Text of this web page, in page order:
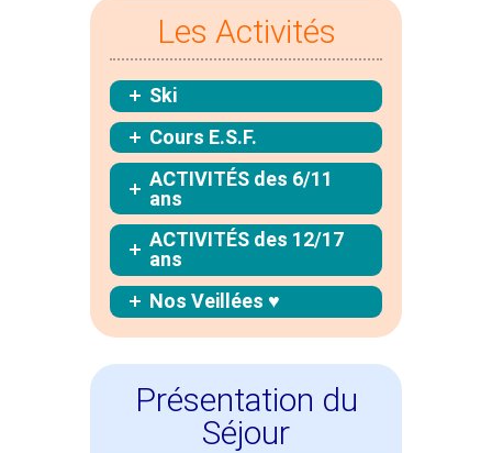
Les Activités
Ski
Cours E.S.F.
ACTIVITÉS des 6/11
ans
ACTIVITÉS des 12/17
ans
Nos Veillées ♥
Présentation du
Séjour